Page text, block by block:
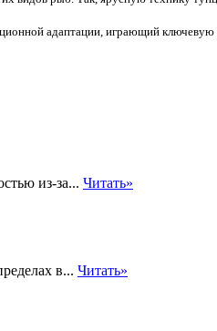
адаптации, играющий ключевую
из-за... Читать»
в... Читать»